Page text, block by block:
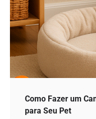
Como Fazer um
para Seu Pet